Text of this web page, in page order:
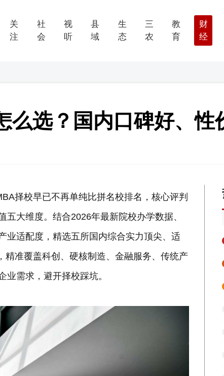
关
注
社
会
视
听
县
域
生
态
三
农
教
育
财
经
么选？国内口碑好、性
择校早已不再单纯比拼名校排名，核心评判
大维度。结合2026年最新院校办学数据、
业适配度，精选五所国内综合实力顶尖、适
准覆盖科创、硬核制造、金融服务、传统产
需求，避开择校踩坑。